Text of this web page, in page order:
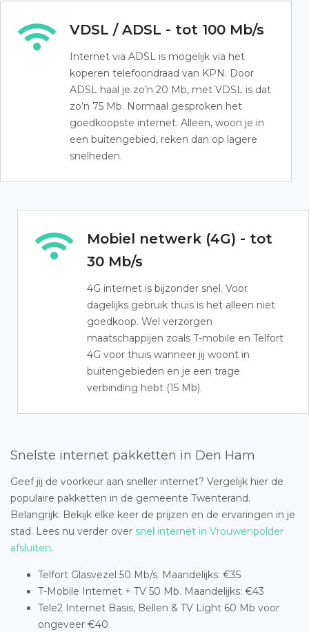
VDSL / ADSL - tot 100 Mb/s
Internet via ADSL is mogelijk via het
koperen telefoondraad van KPN. Door
ADSL haal je zo’n 20 Mb, met VDSL is dat
zo’n 75 Mb. Normaal gesproken het
goedkoopste internet. Alleen, woon je in
een buitengebied, reken dan op lagere
snelheden.
Mobiel netwerk (4G) - tot
30 Mb/s
4G internet is bijzonder snel. Voor
dagelijks gebruik thuis is het alleen niet
goedkoop. Wel verzorgen
maatschappijen zoals T-mobile en Telfort
4G voor thuis wanneer jij woont in
buitengebieden en je een trage
verbinding hebt (15 Mb).
Snelste internet pakketten in Den Ham
Geef jij de voorkeur aan sneller internet? Vergelijk hier de
populaire pakketten in de gemeente Twenterand.
Belangrijk: Bekijk elke keer de prijzen en de ervaringen in je
stad. Lees nu verder over snel internet in Vrouwenpolder
afsluiten.
Telfort Glasvezel 50 Mb/s. Maandelijks: €35
T-Mobile Internet + TV 50 Mb. Maandelijks: €43
Tele2 Internet Basis, Bellen & TV Light 60 Mb voor
ongeveer €40